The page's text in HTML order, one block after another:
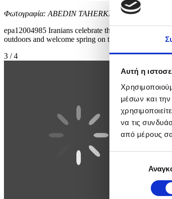
Αυτή η
μέσων και
να τις
από μέρους
συγκατάθεσης
Φωτογραφία: ABEDIN TAHERKENAREH
epa12004985 Iranians celebrate the Iranian
outdoors and welcome spring on the 13th day of
3 / 4